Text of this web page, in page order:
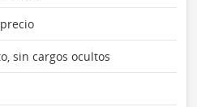
sin cargos ocultos